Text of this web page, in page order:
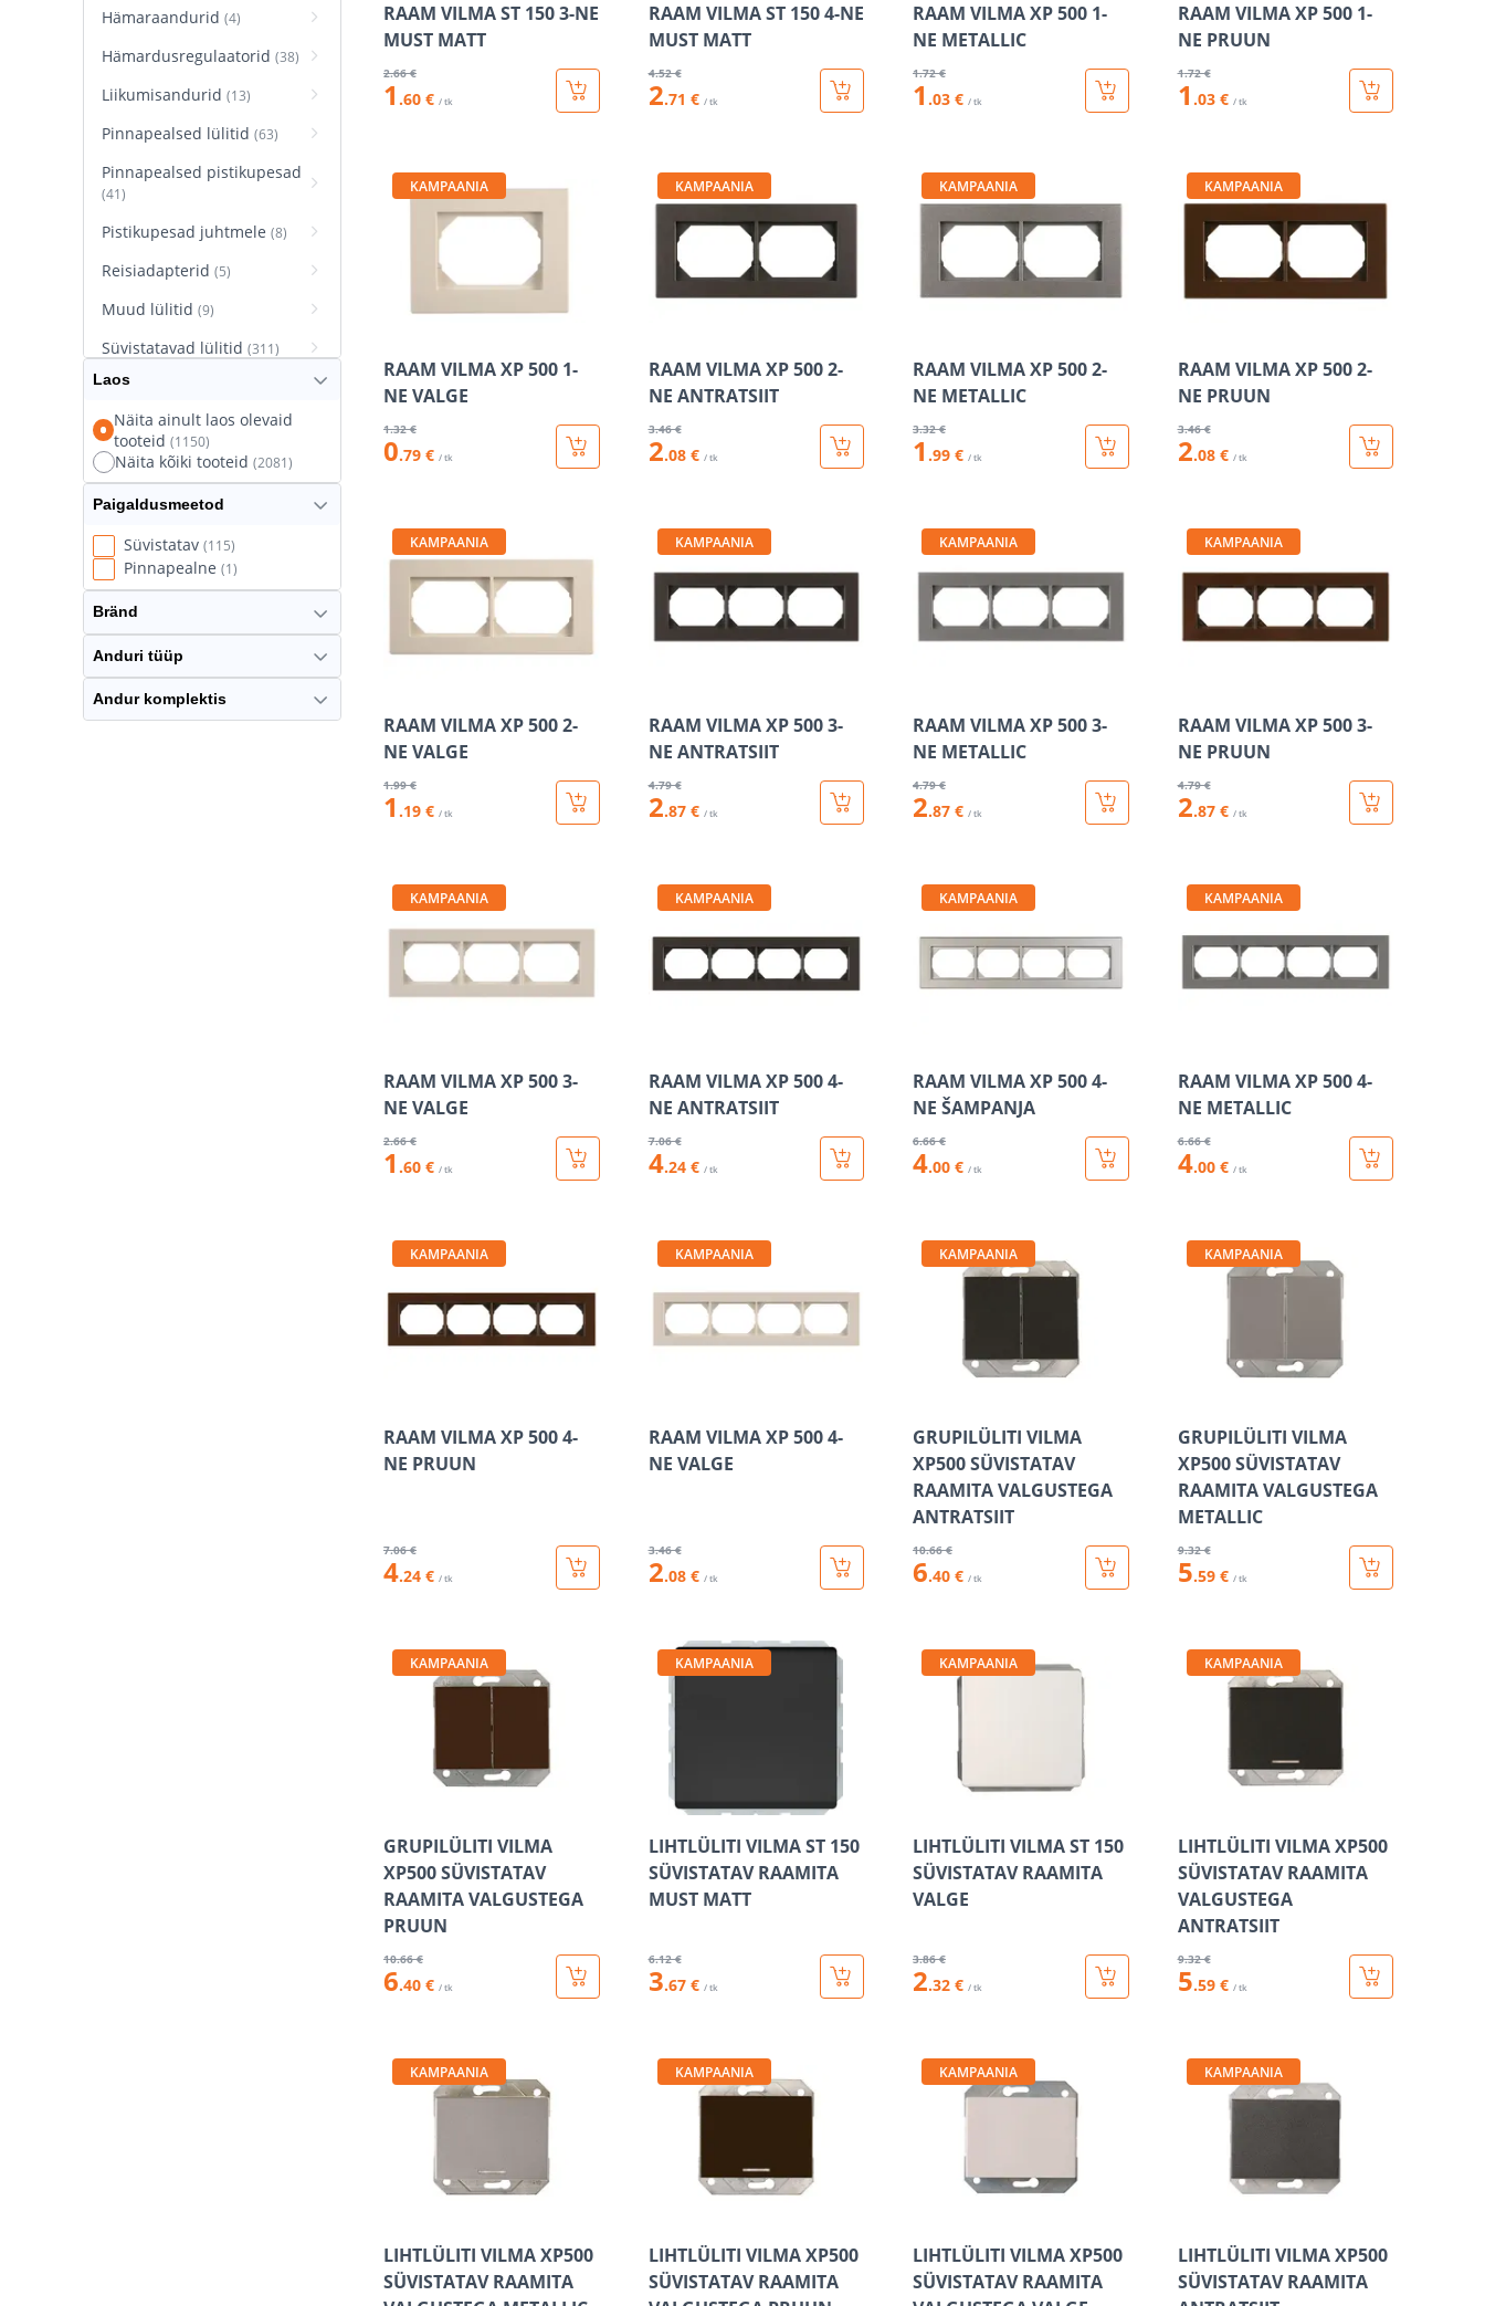
RAAM VILMA ST 150 3-NE
MUST MATT
2.66 €
1 .60 € / tk
RAAM VILMA ST 150 4-NE
MUST MATT
4.52 €
2.71 € / tk
RAAM VILMA XP 500 1-
NE METALLIC
1.72 €
1 .03 € / tk
RAAM VILMA XP 500 1-
NE PRUUN
1.72 €
1 .03 € / tk
KAMPAANIA
RAAM VILMA XP 500 1-
NE VALGE
1.32 €
0.79 € / tk
KAMPAANIA
RAAM VILMA XP 500 2-
NE ANTRATSIIT
3.46 €
2.08 € / tk
KAMPAANIA
RAAM VILMA XP 500 2-
NE METALLIC
3.32 €
1 .99 € / tk
KAMPAANIA
RAAM VILMA XP 500 2-
NE PRUUN
3.46 €
2.08 € / tk
KAMPAANIA
RAAM VILMA XP 500 2-
NE VALGE
1.99 €
1 .19 € / tk
KAMPAANIA
RAAM VILMA XP 500 3-
NE ANTRATSIIT
4.79 €
2.87 € / tk
KAMPAANIA
RAAM VILMA XP 500 3-
NE METALLIC
4.79 €
2.87 € / tk
KAMPAANIA
RAAM VILMA XP 500 3-
NE PRUUN
4.79 €
2.87 € / tk
KAMPAANIA
RAAM VILMA XP 500 3-
NE VALGE
2.66 €
1 .60 € / tk
KAMPAANIA
RAAM VILMA XP 500 4-
NE ANTRATSIIT
7.06 €
4.24 € / tk
KAMPAANIA
RAAM VILMA XP 500 4-
NE ŠAMPANJA
6.66 €
4.00 € / tk
KAMPAANIA
RAAM VILMA XP 500 4-
NE METALLIC
6.66 €
4.00 € / tk
KAMPAANIA
RAAM VILMA XP 500 4-
NE PRUUN
7.06 €
4.24 € / tk
KAMPAANIA
RAAM VILMA XP 500 4-
NE VALGE
3.46 €
2.08 € / tk
KAMPAANIA
GRUPILÜLITI VILMA
XP500 SÜVISTATAV
RAAMITA VALGUSTEGA
ANTRATSIIT
10.66 €
6.40 € / tk
KAMPAANIA
GRUPILÜLITI VILMA
XP500 SÜVISTATAV
RAAMITA VALGUSTEGA
METALLIC
9.32 €
5.59 € / tk
KAMPAANIA
GRUPILÜLITI VILMA
XP500 SÜVISTATAV
RAAMITA VALGUSTEGA
PRUUN
10.66 €
6.40 € / tk
KAMPAANIA
LIHTLÜLITI VILMA ST 150
SÜVISTATAV RAAMITA
MUST MATT
6.12 €
3.67 € / tk
KAMPAANIA
LIHTLÜLITI VILMA ST 150
SÜVISTATAV RAAMITA
VALGE
3.86 €
2.32 € / tk
KAMPAANIA
LIHTLÜLITI VILMA XP500
SÜVISTATAV RAAMITA
VALGUSTEGA
ANTRATSIIT
9.32 €
5.59 € / tk
KAMPAANIA
LIHTLÜLITI VILMA XP500
SÜVISTATAV RAAMITA
KAMPAANIA
LIHTLÜLITI VILMA XP500
SÜVISTATAV RAAMITA
KAMPAANIA
LIHTLÜLITI VILMA XP500
SÜVISTATAV RAAMITA
KAMPAANIA
LIHTLÜLITI VILMA XP500
SÜVISTATAV RAAMITA
Hämaraandurid (4)
Hämardusregulaatorid (38)
Liikumisandurid (13)
Pinnapealsed lülitid (63)
Pinnapealsed pistikupesad
(41)
Pistikupesad juhtmele (8)
Reisiadapterid (5)
Muud lülitid (9)
Süvistatavad lülitid (311)
Süvistatavad pistikupesad
Termostaatlülitid
Laos
Näita ainult laos olevaid
tooteid (1150)
Näita kõiki tooteid (2081)
Paigaldusmeetod
Süvistatav (115)
Pinnapealne (1)
Bränd
Anduri tüüp
Andur komplektis